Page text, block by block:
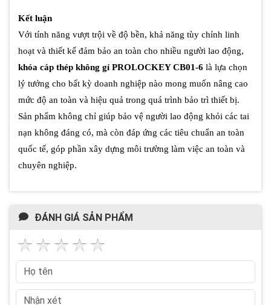
Kết luận
Với tính năng vượt trội về độ bền, khả năng tùy chỉnh linh
hoạt và thiết kế đảm bảo an toàn cho nhiều người lao động,
khóa cáp thép không gỉ PROLOCKEY CB01-6 là lựa chọn
lý tưởng cho bất kỳ doanh nghiệp nào mong muốn nâng cao
mức độ an toàn và hiệu quả trong quá trình bảo trì thiết bị.
Sản phẩm không chỉ giúp bảo vệ người lao động khỏi các tai
nạn không đáng có, mà còn đáp ứng các tiêu chuẩn an toàn
quốc tế, góp phần xây dựng môi trường làm việc an toàn và
chuyên nghiệp.
ĐÁNH GIÁ SẢN PHẨM